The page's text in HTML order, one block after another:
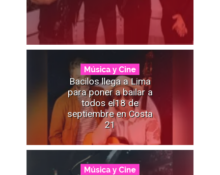
Música y Cine
Bacilos llega a Lima
para poner a bailar a
todos el18 de
septiembre en Costa
21
Música y Cine